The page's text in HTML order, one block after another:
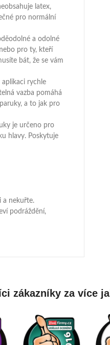
latex,
pro normální
a odolné
pro ty, kteří
bát, že se vám
rychle
vazba pomáhá
a to jak pro
je určeno pro
hlavy. Poskytuje
a nekuřte.
podráždění,
zákazníky za více